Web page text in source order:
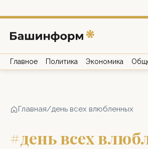
Главное Политика Экономика
Главная/день всех влюбленных
#день всех